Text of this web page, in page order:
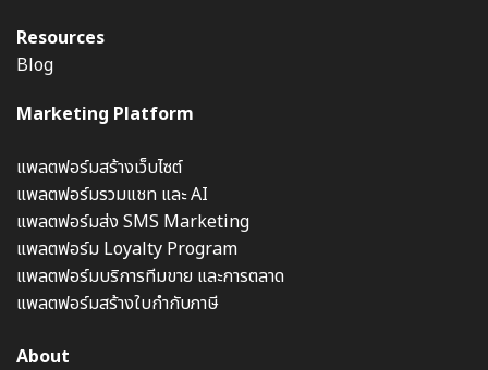
Resources
Blog
Marketing Platform
แพลตฟอร์มสร้างเว็บไซต์
แพลตฟอร์มรวมแชท และ AI
แพลตฟอร์มส่ง SMS Marketing
แพลตฟอร์ม Loyalty Program
แพลตฟอร์มบริการทีมขาย และการตลาด
แพลตฟอร์มสร้างใบกำกับภาษี
About